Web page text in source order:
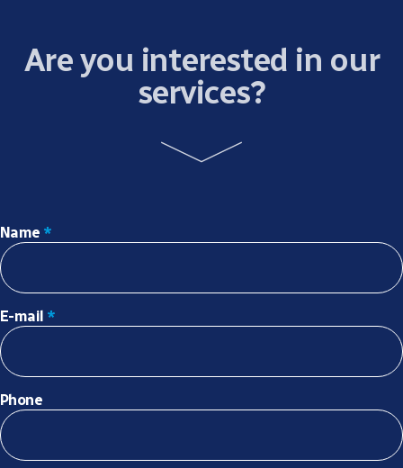
Are you interested in our
services?
Name *
E-mail *
Phone